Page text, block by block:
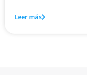
Leer más